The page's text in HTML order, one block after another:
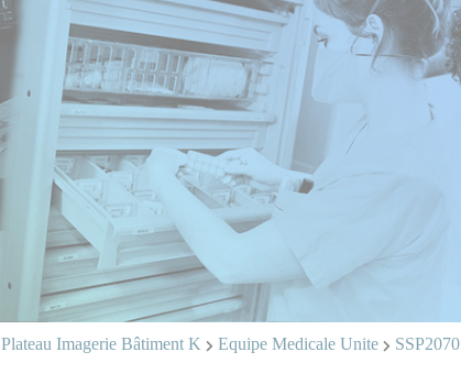
Plateau Imagerie Bâtiment K Equipe Medicale Unite SSP2070